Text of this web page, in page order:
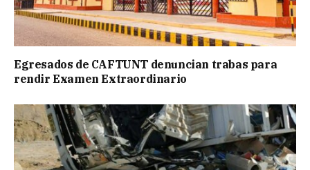
Egresados de CAFTUNT denuncian trabas para
rendir Examen Extraordinario